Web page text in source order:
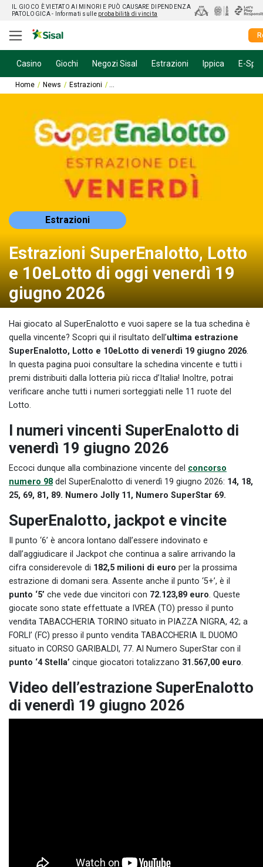
IL GIOCO È VIETATO AI MINORI E PUÒ CAUSARE DIPENDENZA
PATOLOGICA - Informati sulle probabilità di vincita
Casino Giochi Negozi Sisal Estrazioni Ippica E-
Home News Estrazioni Estrazioni SuperEnalotto, Lotto e 10eLotto di
Estrazioni
Estrazioni SuperEnalotto, Lotto
e 10eLotto di oggi venerdì 19
giugno 2026
Hai giocato al SuperEnalotto e vuoi sapere se la tua schedina è
quella vincente? Scopri qui il risultato dell’ultima estrazione
SuperEnalotto, Lotto e 10eLotto di venerdì 19 giugno 2026.
In questa pagina puoi consultare la schedina vincente e tutti i
premi distribuiti dalla lotteria più ricca d’Italia! Inoltre, potrai
verificare anche tutti i numeri sorteggiati nelle 11 ruote del
Lotto.
I numeri vincenti SuperEnalotto di
venerdì 19 giugno 2026
Eccoci dunque alla combinazione vincente del concorso
numero 98 del SuperEnalotto di venerdì 19 giugno 2026: 14, 18,
25, 69, 81, 89. Numero Jolly 11, Numero SuperStar 69.
SuperEnalotto, jackpot e vincite
Il punto ‘6’ è ancora lontano dall’essere indovinato e
dall’aggiudicare il Jackpot che continua a salire arrivando la
cifra considerevole di 182,5 milioni di euro per la prossima
estrazione di domani sera. Assente anche il punto ‘5+’, è il
punto ‘5’ che vede due vincitori con 72.123,89 euro. Queste
giocate sono state effettuate a IVREA (TO) presso il punto
vendita TABACCHERIA TORINO situato in PIAZZA NIGRA, 42; a
FORLI’ (FC) presso il punto vendita TABACCHERIA IL DUOMO
situato in CORSO GARIBALDI, 77. Al Numero SuperStar con il
punto ‘4 Stella’ cinque giocatori totalizzano 31.567,00 euro.
Video dell’estrazione SuperEnalotto
di venerdì 19 giugno 2026